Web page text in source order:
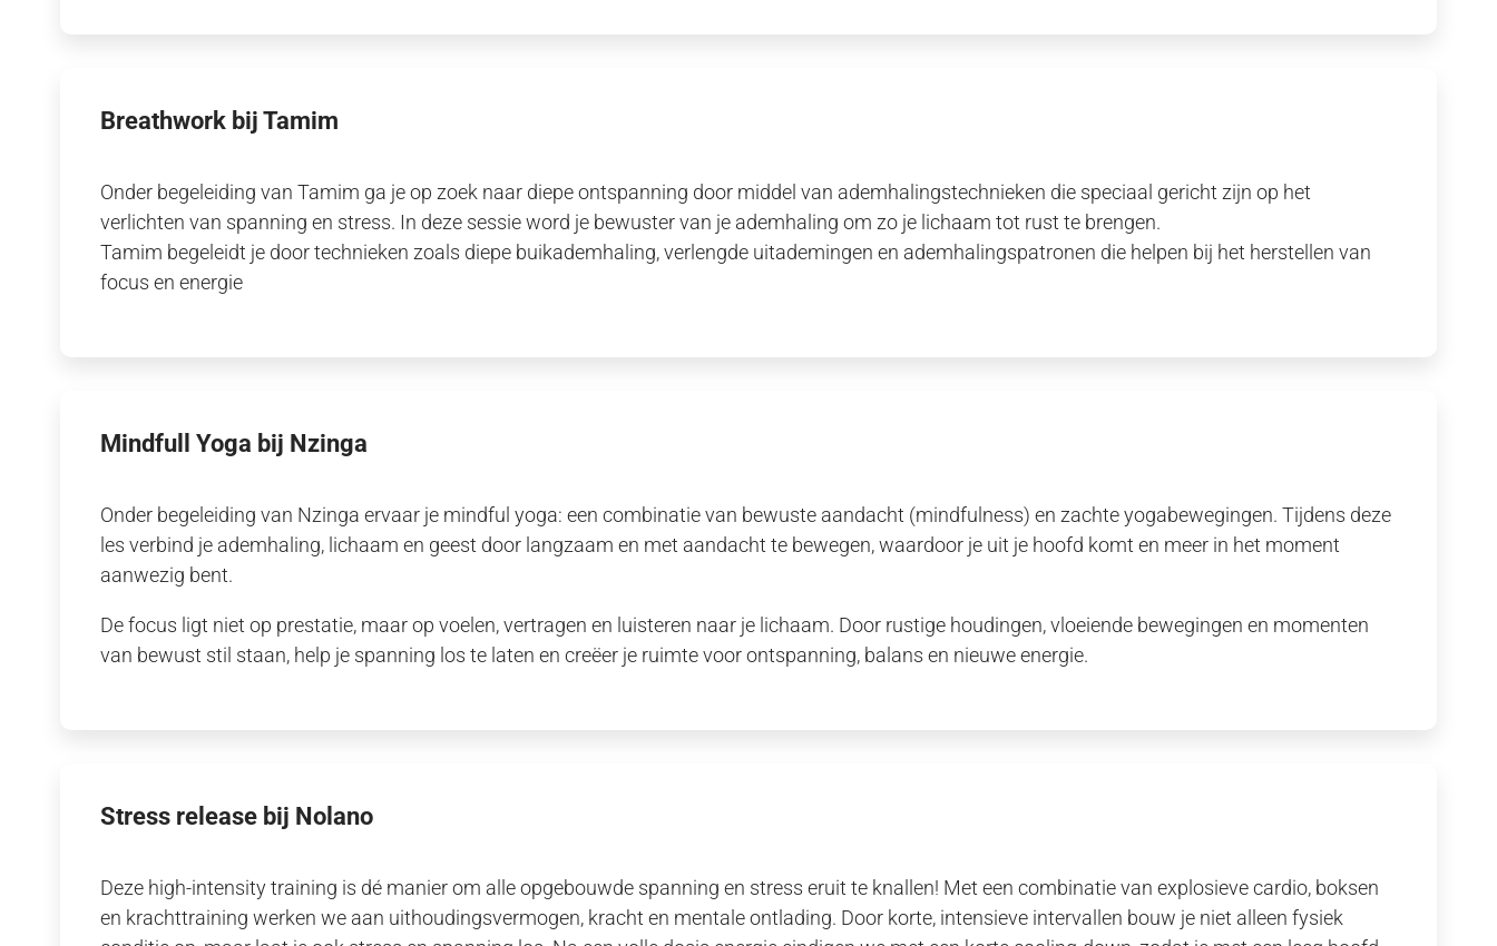
Breathwork bij Tamim
Onder begeleiding van Tamim ga je op zoek naar diepe ontspanning door middel van ademhalingstechnieken die speciaal gericht zijn op het
verlichten van spanning en stress. In deze sessie word je bewuster van je ademhaling om zo je lichaam tot rust te brengen.
Tamim begeleidt je door technieken zoals diepe buikademhaling, verlengde uitademingen en ademhalingspatronen die helpen bij het herstellen van
focus en energie
Mindfull Yoga bij Nzinga
Onder begeleiding van Nzinga ervaar je mindful yoga: een combinatie van bewuste aandacht (mindfulness) en zachte yogabewegingen. Tijdens deze
les verbind je ademhaling, lichaam en geest door langzaam en met aandacht te bewegen, waardoor je uit je hoofd komt en meer in het moment
aanwezig bent.
De focus ligt niet op prestatie, maar op voelen, vertragen en luisteren naar je lichaam. Door rustige houdingen, vloeiende bewegingen en momenten
van bewust stil staan, help je spanning los te laten en creëer je ruimte voor ontspanning, balans en nieuwe energie.
Stress release bij Nolano
Deze high-intensity training is dé manier om alle opgebouwde spanning en stress eruit te knallen! Met een combinatie van explosieve cardio, boksen
en krachttraining werken we aan uithoudingsvermogen, kracht en mentale ontlading. Door korte, intensieve intervallen bouw je niet alleen fysiek